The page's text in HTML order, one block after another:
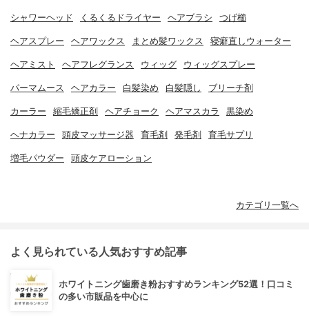
シャワーヘッド くるくるドライヤー ヘアブラシ つげ櫛
ヘアスプレー ヘアワックス まとめ髪ワックス 寝癖直しウォーター
ヘアミスト ヘアフレグランス ウィッグ ウィッグスプレー
パーマムース ヘアカラー 白髪染め 白髪隠し ブリーチ剤
カーラー 縮毛矯正剤 ヘアチョーク ヘアマスカラ 黒染め
ヘナカラー 頭皮マッサージ器 育毛剤 発毛剤 育毛サプリ
増毛パウダー 頭皮ケアローション
カテゴリ一覧へ
よく見られている人気おすすめ記事
ホワイトニング歯磨き粉おすすめランキング52選！口コミ
の多い市販品を中心に